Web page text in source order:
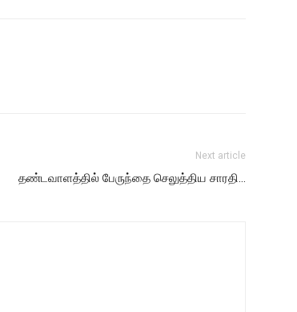
Next article
தண்டவாளத்தில் பேருந்தை செலுத்திய சாரதி…